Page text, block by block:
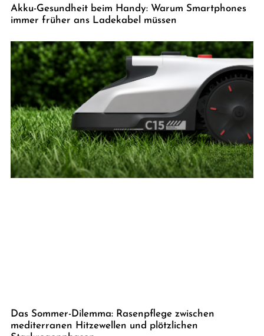
Akku-Gesundheit beim Handy: Warum Smartphones
immer früher ans Ladekabel müssen
Das Sommer-Dilemma: Rasenpflege zwischen
mediterranen Hitzewellen und plötzlichen